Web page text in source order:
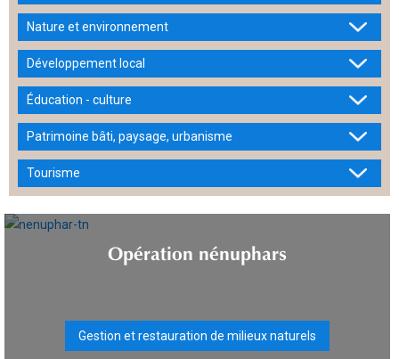
Nature et environnement
Développement local
Éducation - culture
Patrimoine bâti, paysage, urbanisme
Tourisme
Opération nénuphars
Gestion et restauration de milieux naturels